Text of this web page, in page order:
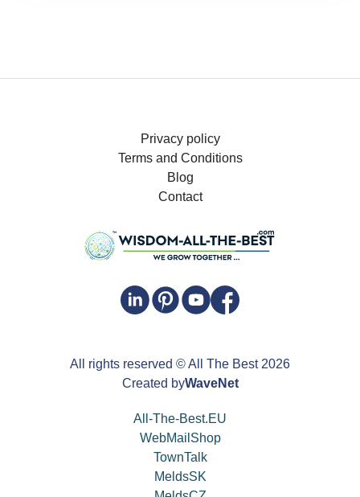
Privacy policy
Terms and Conditions
Blog
Contact
All rights reserved © All The Best2026
Created byWaveNet
All-The-Best.EU
WebMailShop
TownTalk
MeldsSK